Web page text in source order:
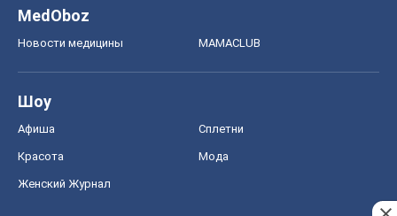
MedOboz
Новости медицины MAMACLUB
Шоу
Афиша Сплетни
Красота Мода
Женский Журнал